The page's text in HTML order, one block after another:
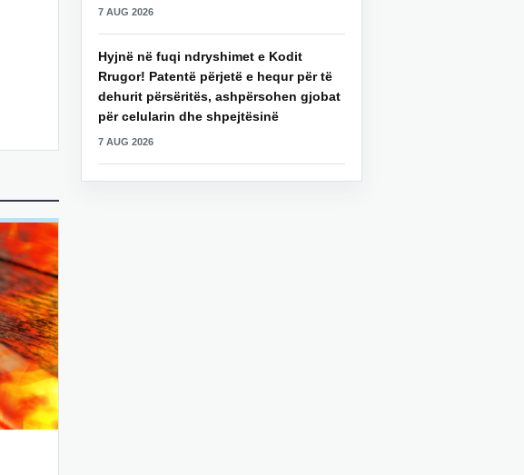
7 AUG 2026
Hyjnë në fuqi ndryshimet e Kodit
Rrugor! Patentë përjetë e hequr për të
dehurit përsëritës, ashpërsohen gjobat
për celularin dhe shpejtësinë
7 AUG 2026